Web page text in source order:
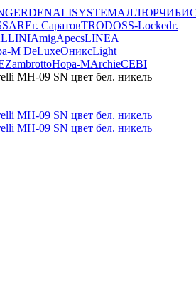
DENALISYSTEMАЛЛЮР
г. СаратовTRODOSS-Lockedг.
AmigApecsLINEA
М DeLuxeОниксLight
ZambrottoНора-МArchieCEBI
МН-09 SN цвет бел. никель